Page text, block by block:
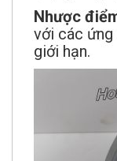
Nhược
với các ứng
giới hạn.